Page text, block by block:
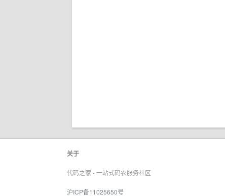
关于
代码之家 - 一站式码农服务社区
沪ICP备11025650号